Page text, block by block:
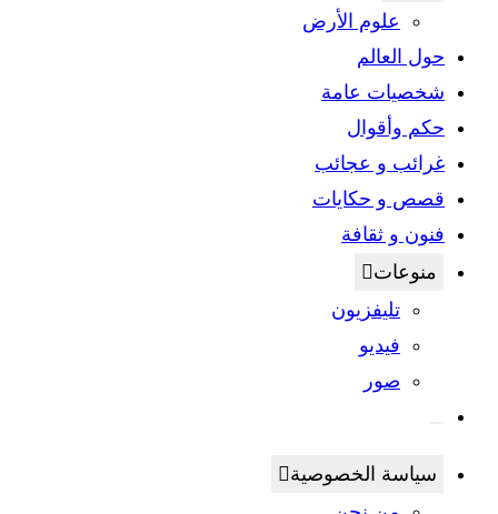
علوم الأرض
حول العالم
شخصيات عامة
حكم وأقوال
غرائب و عجائب
قصص و حكايات
فنون و ثقافة
منوعات
تليفزيون
فيديو
صور
search
سياسة الخصوصية